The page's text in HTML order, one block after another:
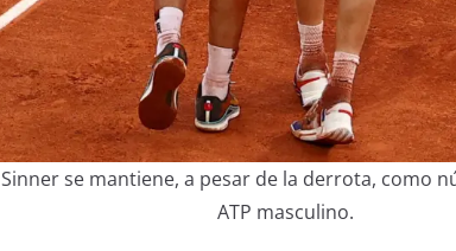
Sinner se mantiene, a pesar de la derrota, como
ATP masculino.